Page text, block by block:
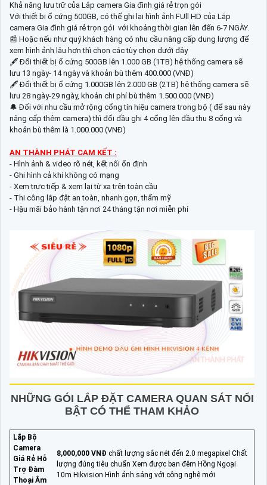
Khả năng lưu trữ của Lắp camera Gia đình giá rẻ trọn gói
Với thiết bị ổ cứng 500GB, có thể ghi lại hình ảnh FUll HD của Lắp
camera Gia đình giá rẻ trọn gói với khoảng thời gian lên đến 6-7 NGÀY.
📰 Hoặc nếu như quý khách hàng có nhu cầu nâng cấp dung lượng để
xem hình ảnh lâu hơn thì chọn các tùy chọn dưới đây
🖋 Đổi thiết bị ổ cứng 500GB lên 1.000 GB (1TB) hệ thống camera sẽ
lưu 13 ngày- 14 ngày và khoản bù thêm 400.000 (VNĐ)
🖋 Đổi thiết bị ổ cứng 1.000GB lên 2.000 GB (2TB) hệ thống camera sẽ
lưu 28 ngày-29 ngày, khoản chi phí bù thêm 1.500.000 (VNĐ)
🔔 Đối với nhu cầu mở rộng cổng tín hiệu camera trong bộ ( để sau này
nâng cấp thêm camera) thì đổi đầu ghi 4 cổng lên đầu thu 8 cổng và
khoản bù thêm là 1.000.000 (VNĐ)
AN THÀNH PHÁT CAM KẾT :
- Hình ảnh & video rõ nét, kết nối ổn định
- Ghi hình cả khi không có mạng
- Xem trực tiếp & xem lại từ xa trên toàn cầu
- Thi công lắp đặt an toàn, nhanh gọn, thẩm mỹ
- Hậu mãi bảo hành tận nơi 24 tháng tận nơi miễn phí
NHỮNG GÓI LẮP ĐẶT CAMERA QUAN SÁT NỔI
BẬT CÓ THỂ THAM KHẢO
Lắp Bộ
Camera
Giá Rẻ Hỗ
Trợ Đàm
Thoại Âm
8,000,000 VNĐ chất lượng sắc nét đến 2.0 megapixel Chất
lượng đúng tiêu chuẩn Xem được ban đêm Hồng Ngoại
10m Hikvision Hình ảnh sáng với công nghệ mới